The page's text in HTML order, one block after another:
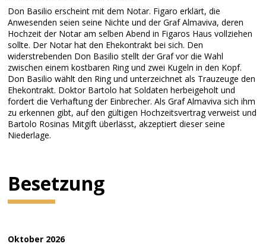
Don Basilio erscheint mit dem Notar. Figaro erklärt, die
Anwesenden seien seine Nichte und der Graf Almaviva, deren
Hochzeit der Notar am selben Abend in Figaros Haus vollziehen
sollte. Der Notar hat den Ehekontrakt bei sich. Den
widerstrebenden Don Basilio stellt der Graf vor die Wahl
zwischen einem kostbaren Ring und zwei Kugeln in den Kopf.
Don Basilio wählt den Ring und unterzeichnet als Trauzeuge den
Ehekontrakt. Doktor Bartolo hat Soldaten herbeigeholt und
fordert die Verhaftung der Einbrecher. Als Graf Almaviva sich ihm
zu erkennen gibt, auf den gültigen Hochzeitsvertrag verweist und
Bartolo Rosinas Mitgift überlässt, akzeptiert dieser seine
Niederlage.
Besetzung
Oktober 2026